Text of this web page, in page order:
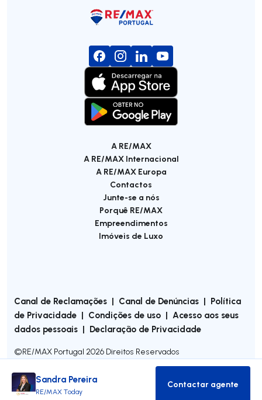
A RE/MAX
A RE/MAX Internacional
A RE/MAX Europa
Contactos
Junte-se a nós
Porquê RE/MAX
Empreendimentos
Imóveis de Luxo
Canal de Reclamações | Canal de Denúncias | Política
de Privacidade | Condições de uso | Acesso aos seus
dados pessoais | Declaração de Privacidade
©RE/MAX Portugal 2026 Direitos Reservados
Sandra Pereira
RE/MAX Today Contactar
Contactar agente